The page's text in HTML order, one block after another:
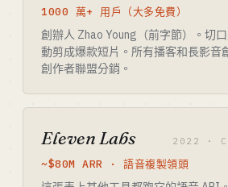
1000 萬+ 用戶（大多免費）
創辦人 Zhao Young（前字節）。切
動剪成爆款短片。所有播客和長影音
創作者聯盟分銷。
Eleven Labs 2022 ·
~$80M ARR · 語音複製領頭